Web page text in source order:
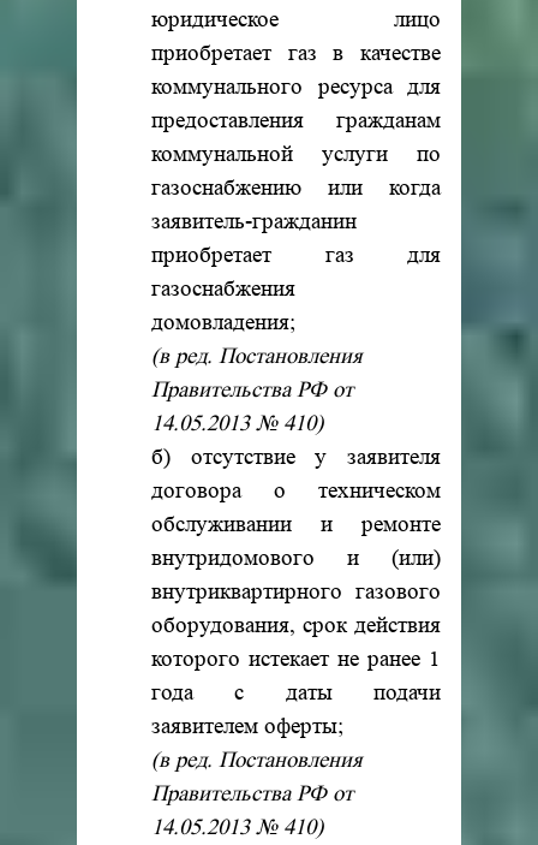
юридическое лицо
приобретает газ в качестве
коммунального ресурса для
предоставления гражданам
коммунальной услуги по
газоснабжению или когда
заявитель-гражданин
приобретает газ для
газоснабжения
домовладения;
(в ред. Постановления
Правительства РФ от
14.05.2013 № 410)
б) отсутствие у заявителя
договора о техническом
обслуживании и ремонте
внутридомового и (или)
внутриквартирного газового
оборудования, срок действия
которого истекает не ранее 1
года с даты подачи
заявителем оферты;
(в ред. Постановления
Правительства РФ от
14.05.2013 № 410)